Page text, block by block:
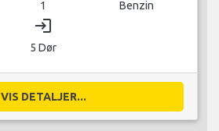
1 Benzin
login
5 Dør
VIS DETALJER...